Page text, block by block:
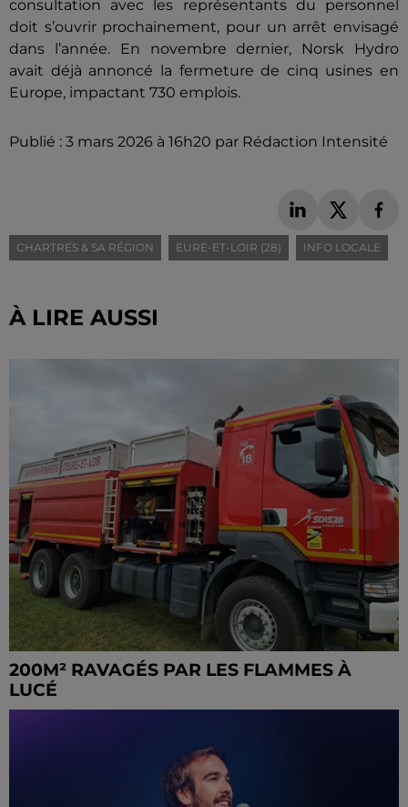
consultation avec les représentants du personnel
doit s’ouvrir prochainement, pour un arrêt envisagé
dans l’année. En novembre dernier, Norsk Hydro
avait déjà annoncé la fermeture de cinq usines en
Europe, impactant 730 emplois.
Publié : 3 mars 2026 à 16h20 par Rédaction Intensité
CHARTRES & SA RÉGION EURE-ET-LOIR (28) INFO LOCALE
À LIRE AUSSI
200M² RAVAGÉS PAR LES FLAMMES À
LUCÉ